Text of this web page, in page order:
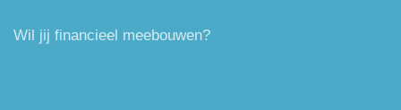
Wil jij financieel meebouwen?